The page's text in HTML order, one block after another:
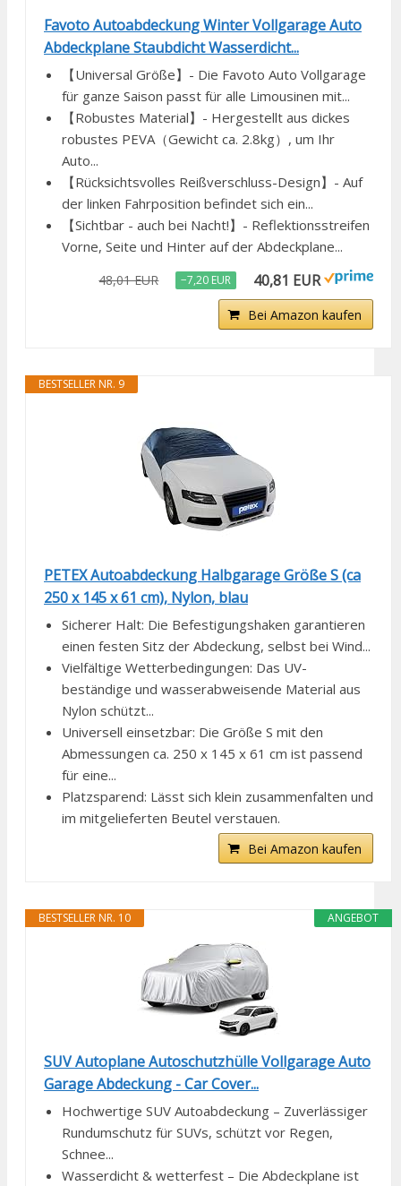
Favoto Autoabdeckung Winter Vollgarage Auto
Abdeckplane Staubdicht Wasserdicht...
【Universal Größe】- Die Favoto Auto Vollgarage
für ganze Saison passt für alle Limousinen mit...
【Robustes Material】- Hergestellt aus dickes
robustes PEVA（Gewicht ca. 2.8kg）, um Ihr
Auto...
【Rücksichtsvolles Reißverschluss-Design】- Auf
der linken Fahrposition befindet sich ein...
【Sichtbar - auch bei Nacht!】- Reflektionsstreifen
Vorne, Seite und Hinter auf der Abdeckplane...
48,01 EUR −7,20 EUR 40,81 EUR
Bei Amazon kaufen
BESTSELLER NR. 9
PETEX Autoabdeckung Halbgarage Größe S (ca
250 x 145 x 61 cm), Nylon, blau
Sicherer Halt: Die Befestigungshaken garantieren
einen festen Sitz der Abdeckung, selbst bei Wind...
Vielfältige Wetterbedingungen: Das UV-
beständige und wasserabweisende Material aus
Nylon schützt...
Universell einsetzbar: Die Größe S mit den
Abmessungen ca. 250 x 145 x 61 cm ist passend
für eine...
Platzsparend: Lässt sich klein zusammenfalten und
im mitgelieferten Beutel verstauen.
Bei Amazon kaufen
ANGEBOT
BESTSELLER NR. 10
SUV Autoplane Autoschutzhülle Vollgarage Auto
Garage Abdeckung - Car Cover...
Hochwertige SUV Autoabdeckung – Zuverlässiger
Rundumschutz für SUVs, schützt vor Regen,
Schnee...
Wasserdicht & wetterfest – Die Abdeckplane ist